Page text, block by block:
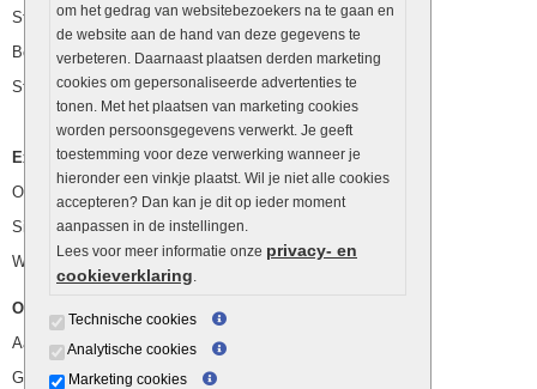
om het gedrag van websitebezoekers na te gaan en
de website aan de hand van deze gegevens te
verbeteren. Daarnaast plaatsen derden marketing
cookies om gepersonaliseerde advertenties te
tonen. Met het plaatsen van marketing cookies
worden persoonsgegevens verwerkt. Je geeft
toestemming voor deze verwerking wanneer je
hieronder een vinkje plaatst. Wil je niet alle cookies
accepteren? Dan kan je dit op ieder moment
aanpassen in de instellingen.
Lees voor meer informatie onze privacy- en
cookieverklaring.
Technische cookies
Analytische cookies
Marketing cookies
Stapelblokken
Betonblokken
Stapelstenen
Extra benodigdheden
Ophoogzand
Siergrind en siersplit
Waterafvoer
Overig
Aanbiedingen
Goedkope bestrating